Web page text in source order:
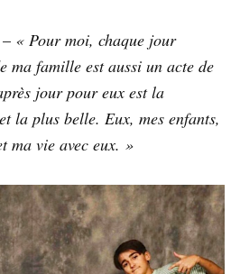
– « Pour moi, chaque jour
ma famille est aussi un acte de
jour pour eux est la
la plus belle. Eux, mes enfants,
ma vie avec eux. »